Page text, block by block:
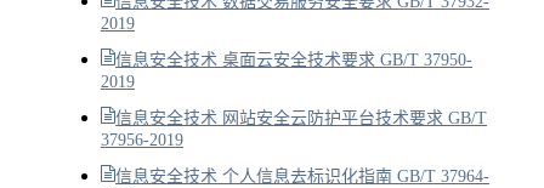
2019
信息安全技术 桌面云安全技术要求 GB/T 37950-
2019
信息安全技术 网站安全云防护平台技术要求 GB/T
37956-2019
信息安全技术 个人信息去标识化指南 GB/T 37964-